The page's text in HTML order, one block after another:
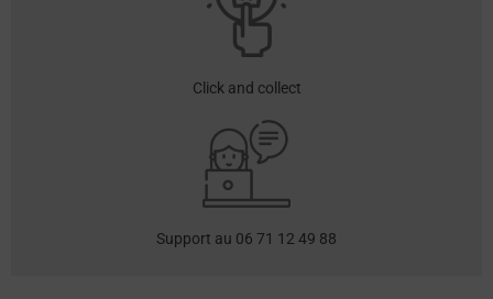
Click and collect
Support au 06 71 12 49 88